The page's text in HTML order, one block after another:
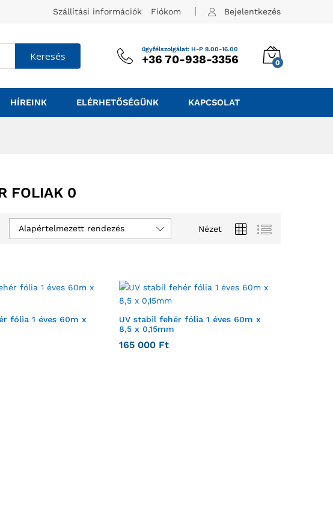
Szállítási információk Fiókom Bejelentkezés
Keresés
ügyfélszolgálat: H-P 8.00-16.00
+36 70-938-3356 0
HÍREINK ELÉRHETŐSÉGÜNK KAPCSOLAT
FOLIAK 0
Nézet
Alapértelmezett rendezés
fólia 1 éves 60m x
UV stabil fehér fólia 1 éves 60m x
8,5 x 0,15mm
165 000 Ft